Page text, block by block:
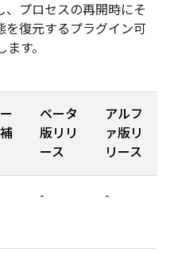
、プロセスの再開時にそ
を復元するプラグイン可
す。
ベータ
版リリ
ース
アルフ
ァ版リ
リース
- -